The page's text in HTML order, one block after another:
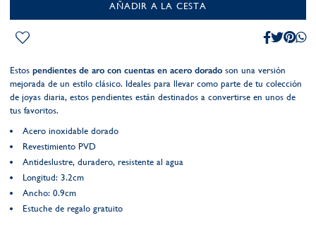
AÑADIR A LA CESTA
Estos pendientes de aro con cuentas en acero dorado son una versión
mejorada de un estilo clásico. Ideales para llevar como parte de tu colección
de joyas diaria, estos pendientes están destinados a convertirse en unos de
tus favoritos.
Acero inoxidable dorado
Revestimiento PVD
Antideslustre, duradero, resistente al agua
Longitud: 3.2cm
Ancho: 0.9cm
Estuche de regalo gratuito